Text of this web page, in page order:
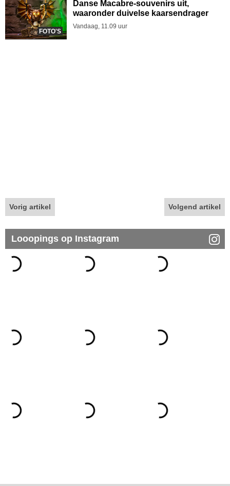
FOTO'S
Danse Macabre-souvenirs uit,
waaronder duivelse kaarsendrager
Vandaag, 11.09 uur
Vorig artikel Volgend artikel
Looopings op Instagram